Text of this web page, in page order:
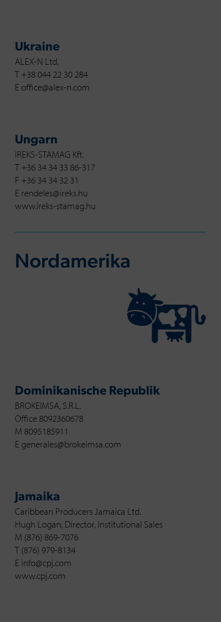
Ukraine
ALEX-N Ltd.
T +38 044 22 30 284
E office@alex-n.com
Ungarn
IREKS-STAMAG Kft.
T +36 34 34 33 86-317
F +36 34 34 32 31
E rendeles@ireks.hu
www.ireks-stamag.hu
Nord­ame­ri­ka
Dominikanische Republik
BROKEIMSA, S.R.L.
Office 8092360678
M 8095185911
E generales@brokeimsa.com
Jamaika
Caribbean Producers Jamaica Ltd.
Hugh Logan, Director, Institutional Sales
M (876) 869-7076
T (876) 979-8134
E info@cpj.com
www.cpj.com